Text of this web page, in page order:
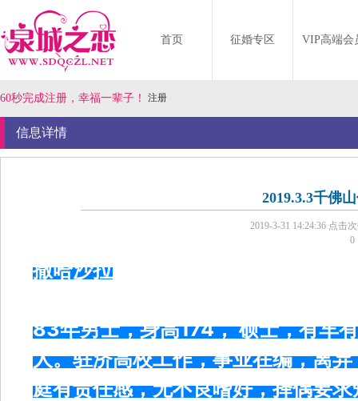
首页 征婚专区 VIP高端会
60秒完成注册，幸福一辈子！ 注册
信息详情
2019.3.3千佛
2019-3-31 14:24:36 点击
0
撒哈沙拉
83年男士，身高174， 硕士，有车
人。驻济高校工作，事业在编，离
庭有责任感，无不良嗜好，择偶要